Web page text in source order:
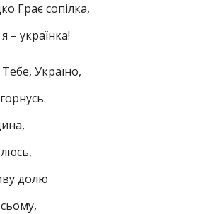
Грає сопілка,
– українка!
Україно,
долю